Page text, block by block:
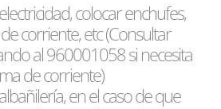
colocar enchufes,
corriente, etc (Consultar
al 960001058 si necesita
de corriente)
en el caso de que